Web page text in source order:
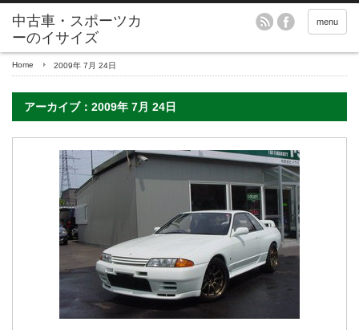
menu
Home 2009年 7月 24日
アーカイブ：2009年 7月 24日